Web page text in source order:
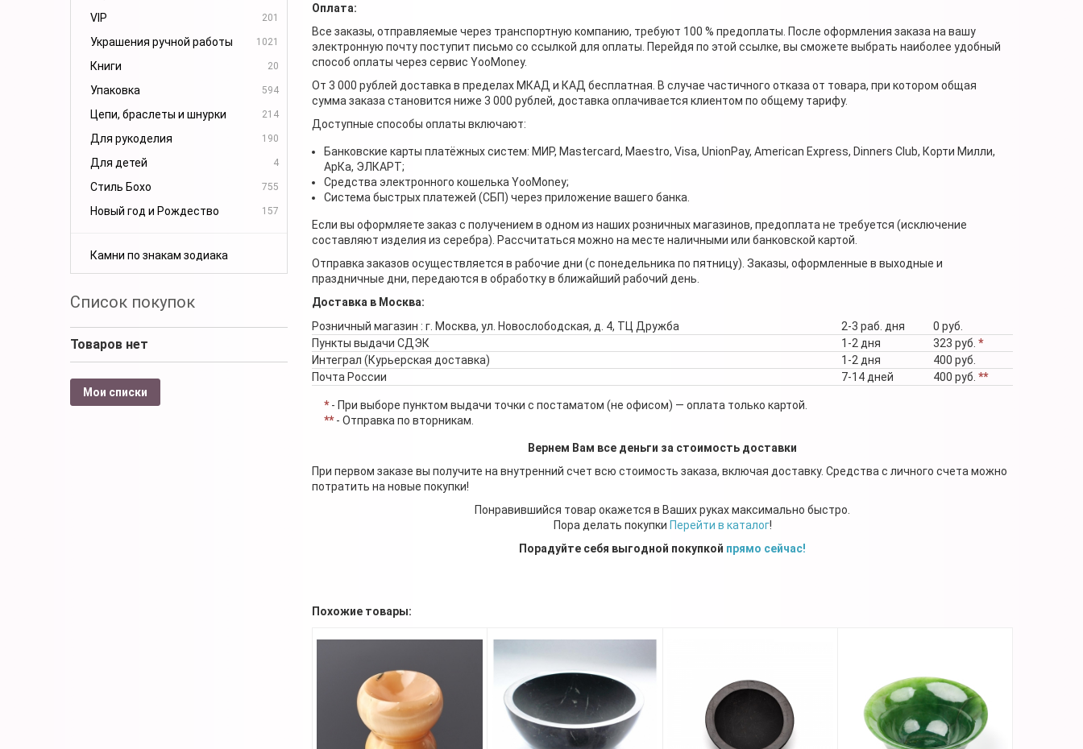
VIP 201
Украшения ручной работы 1021
Книги 20
Упаковка 594
Цепи, браслеты и шнурки 214
Для рукоделия 190
Для детей 4
Стиль Бохо 755
Новый год и Рождество 157
Камни по знакам зодиака
Список покупок
Товаров нет
Мои списки
Оплата:
Все заказы, отправляемые через транспортную компанию, требуют 100 % предоплаты. После оформления заказа на вашу
электронную почту поступит письмо со ссылкой для оплаты. Перейдя по этой ссылке, вы сможете выбрать наиболее удобный
способ оплаты через сервис YooMoney.
От 3 000 рублей доставка в пределах МКАД и КАД бесплатная. В случае частичного отказа от товара, при котором общая
сумма заказа становится ниже 3 000 рублей, доставка оплачивается клиентом по общему тарифу.
Доступные способы оплаты включают:
Банковские карты платёжных систем: МИР, Mastercard, Maestro, Visa, UnionPay, American Express, Dinners Club, Корти Милли,
АрКа, ЭЛКАРТ;
Средства электронного кошелька YooMoney;
Система быстрых платежей (СБП) через приложение вашего банка.
Если вы оформляете заказ с получением в одном из наших розничных магазинов, предоплата не требуется (исключение
составляют изделия из серебра). Рассчитаться можно на месте наличными или банковской картой.
Отправка заказов осуществляется в рабочие дни (с понедельника по пятницу). Заказы, оформленные в выходные и
праздничные дни, передаются в обработку в ближайший рабочий день.
Доставка в Москва:
Розничный магазин : г. Москва, ул. Новослободская, д. 4, ТЦ Дружба
2-3 раб. дня
0 руб.
Пункты выдачи СДЭК
1-2 дня 323 руб. *
Интеграл (Курьерская доставка)
1-2 дня
400 руб.
Почта России
7-14 дней 400 руб. **
*- При выборе пунктом выдачи точки с постаматом (не офисом) — оплата только картой.
**- Отправка по вторникам.
Вернем Вам все деньги за стоимость доставки
При первом заказе вы получите на внутренний счет всю стоимость заказа, включая доставку. Средства с личного счета можно
потратить на новые покупки!
Понравившийся товар окажется в Ваших руках максимально быстро.
Пора делать покупки Перейти в каталог!
Порадуйте себя выгодной покупкой прямо сейчас!
Похожие товары: